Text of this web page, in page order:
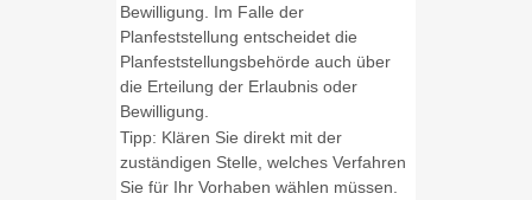
Bewilligung. Im Falle der
Planfeststellung entscheidet die
Planfeststellungsbehörde auch über
die Erteilung der Erlaubnis oder
Bewilligung.
Tipp: Klären Sie direkt mit der
zuständigen Stelle, welches Verfahren
Sie für Ihr Vorhaben wählen müssen.